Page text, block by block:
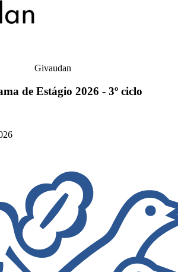
Givaudan
de Estágio 2026 - 3º ciclo